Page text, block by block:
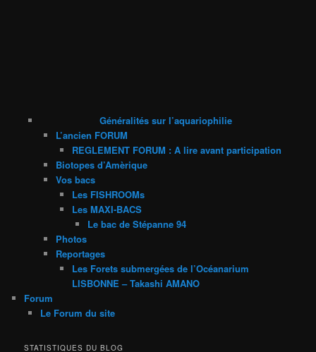
Généralités sur l’aquariophilie
L’ancien FORUM
REGLEMENT FORUM : A lire avant participation
Biotopes d’Amèrique
Vos bacs
Les FISHROOMs
Les MAXI-BACS
Le bac de Stépanne 94
Photos
Reportages
Les Forets submergées de l’Océanarium
LISBONNE – Takashi AMANO
Forum
Le Forum du site
STATISTIQUES DU BLOG